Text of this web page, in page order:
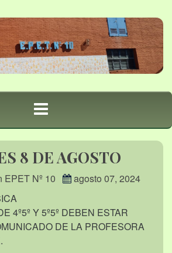
8 DE AGOSTO
Nº 10
agosto 07, 2024
4º5º Y 5º5º DEBEN ESTAR
DE LA PROFESORA